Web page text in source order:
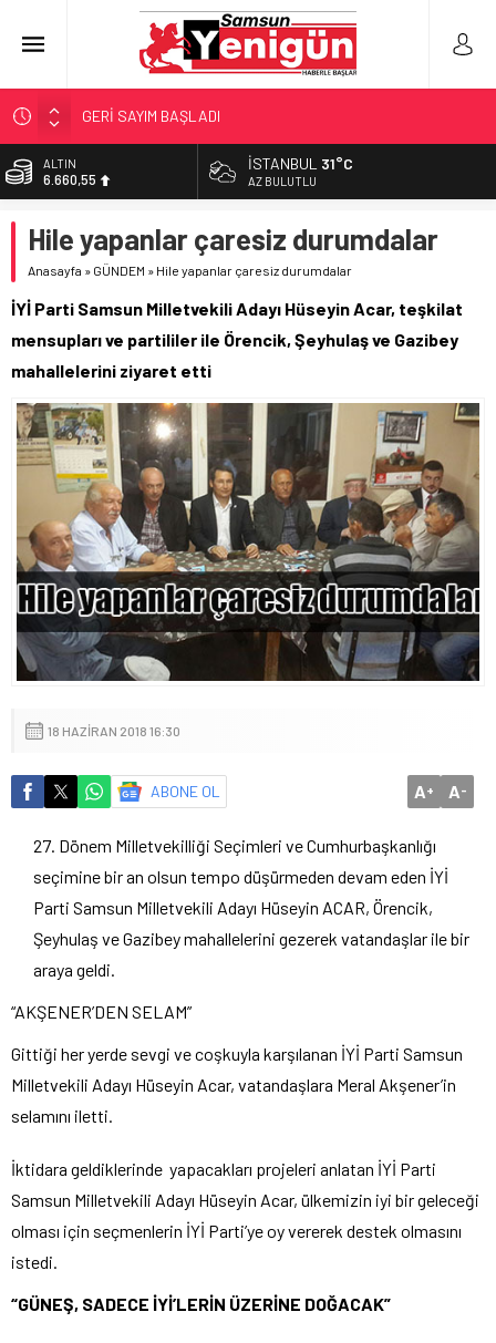
GERİ SAYIM BAŞLADI
SAMSUNSPOR’DA HEDEF 5’İNCİLİK!
‘BAFRA’YA YATIRIM YAPIN!’
YÖNETİCİ SEÇERKEN YAPILAN EN BÜYÜK HATALAR
ALTIN
6.660,55
13.779,39
DOLAR
55,1881
İSTANBUL 31°C
AZ BULUTLU
Hile yapanlar çaresiz durumdalar
Anasayfa » GÜNDEM » Hile yapanlar çaresiz durumdalar
İYİ Parti Samsun Milletvekili Adayı Hüseyin Acar, teşkilat
mensupları ve partililer ile Örencik, Şeyhulaş ve Gazibey
mahallelerini ziyaret etti
18 HAZIRAN 2018 16:30
ABONE OL A+ A-
Dönem Milletvekilliği Seçimleri ve Cumhurbaşkanlığı
seçimine bir an olsun tempo düşürmeden devam eden İYİ
Parti Samsun Milletvekili Adayı Hüseyin ACAR, Örencik,
Şeyhulaş ve Gazibey mahallelerini gezerek vatandaşlar ile bir
araya geldi.
“AKŞENER’DEN SELAM”
Gittiği her yerde sevgi ve coşkuyla karşılanan İYİ Parti Samsun
Milletvekili Adayı Hüseyin Acar, vatandaşlara Meral Akşener’in
selamını iletti.
İktidara geldiklerinde yapacakları projeleri anlatan İYİ Parti
Samsun Milletvekili Adayı Hüseyin Acar, ülkemizin iyi bir geleceği
olması için seçmenlerin İYİ Parti’ye oy vererek destek olmasını
istedi.
“GÜNEŞ, SADECE İYİ’LERİN ÜZERİNE DOĞACAK”